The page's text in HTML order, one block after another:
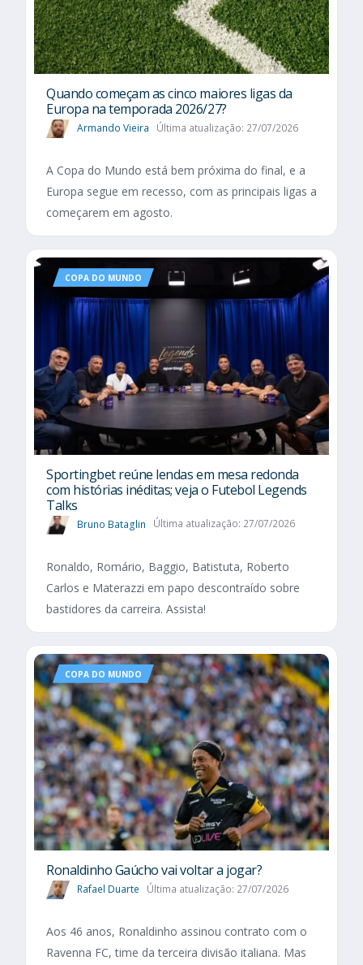
Quando começam as cinco maiores ligas da
Europa na temporada 2026/27?
Armando Vieira Última atualização: 27/07/2026
A Copa do Mundo está bem próxima do final, e a
Europa segue em recesso, com as principais ligas a
começarem em agosto.
COPA DO MUNDO
Sportingbet reúne lendas em mesa redonda
com histórias inéditas; veja o Futebol Legends
Talks
Bruno Bataglin Última atualização: 27/07/2026
Ronaldo, Romário, Baggio, Batistuta, Roberto
Carlos e Materazzi em papo descontraído sobre
bastidores da carreira. Assista!
COPA DO MUNDO
Ronaldinho Gaúcho vai voltar a jogar?
Rafael Duarte Última atualização: 27/07/2026
Aos 46 anos, Ronaldinho assinou contrato com o
Ravenna FC, time da terceira divisão italiana. Mas